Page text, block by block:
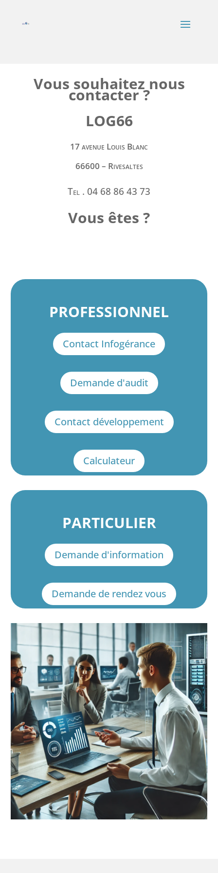
Vous souhaitez nous
contacter ?
LOG66
17 avenue Louis Blanc
66600 – Rivesaltes
Tel . 04 68 86 43 73
Vous êtes ?
PROFESSIONNEL
Contact Infogérance
Demande d'audit
Contact développement
Calculateur
PARTICULIER
Demande d'information
Demande de rendez vous